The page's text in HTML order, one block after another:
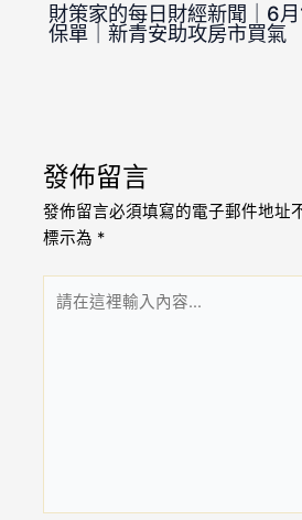
財策家的每日財經新聞｜6
保單｜新青安助攻房市買氣
發佈留言
發佈留言必須填寫的電子郵件地址
標示為 *
在